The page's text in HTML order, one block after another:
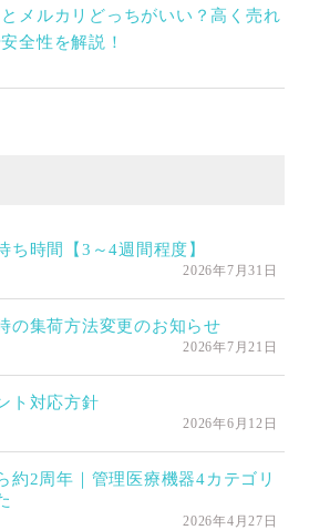
メルカリどっちがいい？高く売れ
全性を解説！
ち時間【3～4週間程度】
2026年7月31日
の集荷方法変更のお知らせ
2026年7月21日
ト対応方針
2026年6月12日
約2周年｜管理医療機器4カテゴリ
2026年4月27日